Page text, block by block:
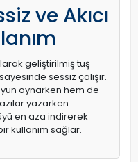
ve Akıcı
geliştirilmiş tuş
sayesinde sessiz çalışır.
oynarken hem de
yazarken
en aza indirerek
kullanım sağlar.